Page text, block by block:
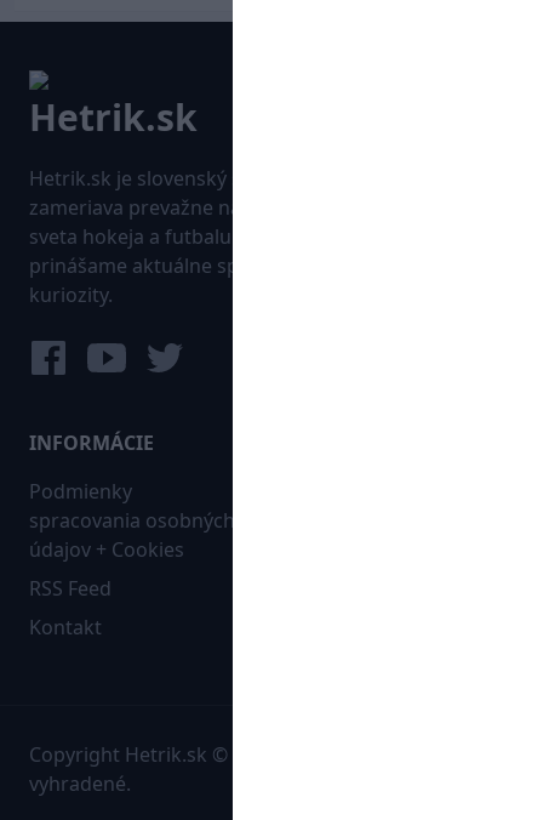
Hetrik.sk je slovenský športový portál, ktorý sa
zameriava prevažne na najnovšie informácie zo
sveta hokeja a futbalu. Pravidelne na dennej báze
prinášame aktuálne správy, góly, zaujímavosti a
kuriozity.
INFORMÁCIE
Podmienky
spracovania osobných
údajov + Cookies
RSS Feed
Kontakt
Copyright Hetrik.sk © 2026 Autorské práva sú
vyhradené.